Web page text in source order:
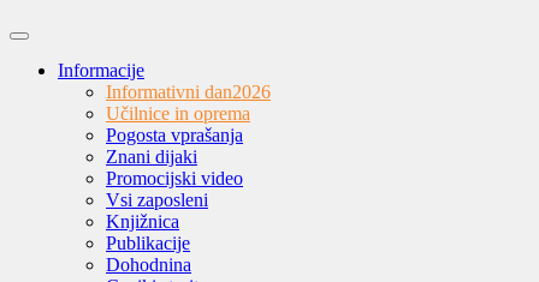
Informacije
Informativni dan2026
Učilnice in oprema
Pogosta vprašanja
Znani dijaki
Promocijski video
Vsi zaposleni
Knjižnica
Publikacije
Dohodnina